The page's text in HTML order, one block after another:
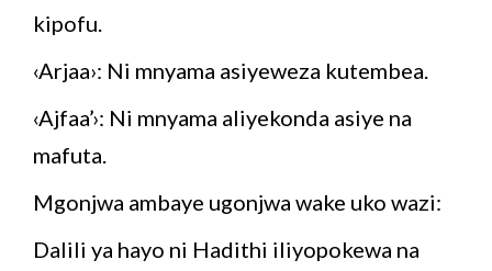
kipofu.
‹Arjaa›: Ni mnyama asiyeweza kutembea.
‹Ajfaa’›: Ni mnyama aliyekonda asiye na
mafuta.
Mgonjwa ambaye ugonjwa wake uko wazi:
Dalili ya hayo ni Hadithi iliyopokewa na